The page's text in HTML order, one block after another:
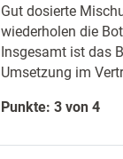
Gut dosierte
wiederholen die
Insgesamt ist das
Umsetzung im
Punkte: 3 von 4